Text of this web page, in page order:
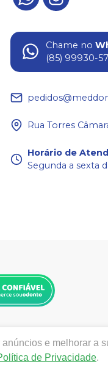
Chame no
(85) 99930-
Rua Torres
Horário de
Segunda a sexta
|
- CEP 60150-060 |
9118 | Política de
e melhorar a
de Privacidade.